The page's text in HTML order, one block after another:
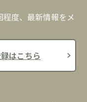
度、最新情報をメ
はこちら